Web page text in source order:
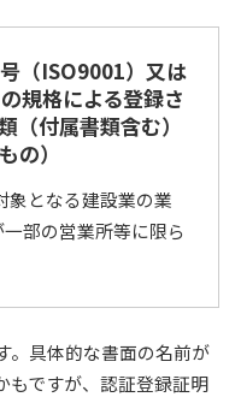
（ISO9001）又は
規格による登録さ
（付属書類含む）
の）
となる建設業の業
部の営業所等に限ら
。具体的な書面の名前が
もですが、認証登録証明